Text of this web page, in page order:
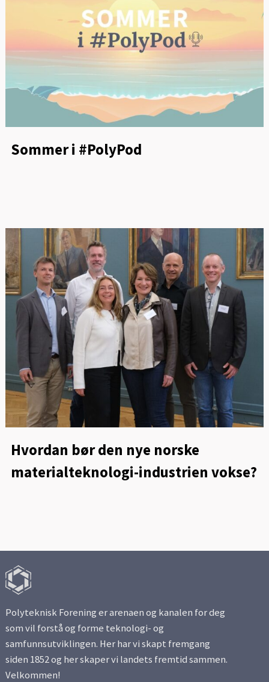
Sommer i #PolyPod
Hvordan bør den nye norske
materialteknologi-industrien vokse?
Polyteknisk Forening er arenaen og kanalen for deg
som vil forstå og forme teknologi- og
samfunnsutviklingen. Her har vi skapt fremgang
siden 1852 og her skaper vi landets fremtid sammen.
Velkommen!